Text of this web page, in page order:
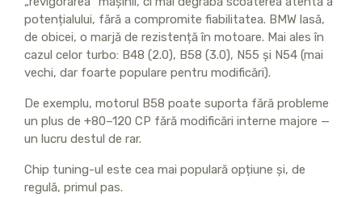
potențialului, fără a compromite fiabilitatea. BMW lasă,
de obicei, o marjă de rezistență în motoare. Mai ales în
cazul celor turbo: B48 (2.0), B58 (3.0), N55 și N54 (mai
vechi, dar foarte populare pentru modificări).
De exemplu, motorul B58 poate suporta fără probleme
un plus de +80–120 CP fără modificări interne majore —
un lucru destul de rar.
Chip tuning-ul este cea mai populară opțiune și, de
regulă, primul pas.